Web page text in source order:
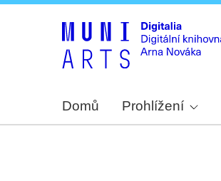
Domů Prohlížení